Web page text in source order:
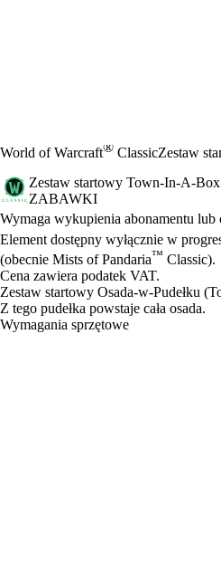
World of Warcraft® ClassicZestaw
Zestaw startowy Town-In-A-Box
ZABAWKI
Cena
Available actions
Wymaga wykupienia abonamentu
Element dostępny wyłącznie w
(obecnie Mists of Pandaria™ Classic).
Cena zawiera podatek VAT.
Zestaw startowy Osada-w-Pudełku
Z tego pudełka powstaje cała osada.
Wymagania sprzętowe